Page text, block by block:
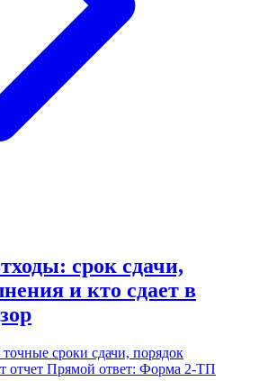
срок сдачи,
и кто сдает в
сроки сдачи, порядок
отчет Прямой ответ: Форма 2-ТП